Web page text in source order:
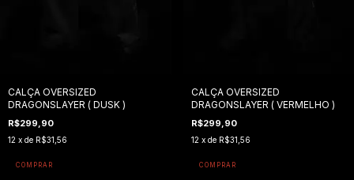
CALÇA OVERSIZED
DRAGONSLAYER ( DUSK )
R$299,90
12 x de R$31,56
COMPRAR
CALÇA OVERSIZED
DRAGONSLAYER ( VERMELHO )
R$299,90
12 x de R$31,56
COMPRAR